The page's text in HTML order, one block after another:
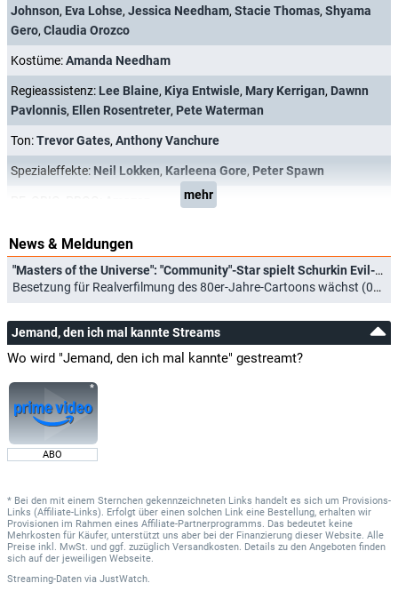
Johnson, Eva Lohse, Jessica Needham, Stacie Thomas, Shyama
Gero, Claudia Orozco
Kostüme:Amanda Needham
Regieassistenz: Lee Blaine, Kiya Entwisle, Mary Kerrigan, Dawnn
Pavlonnis, Ellen Rosentreter, Pete Waterman
Ton:Trevor Gates, Anthony Vanchure
Spezialeffekte: Neil Lokken, Karleena Gore, Peter Spawn
mehr
News & Meldungen
"Masters of the Universe": "Community"-Star spielt Schurkin Evil-Lyn
Besetzung für Realverfilmung des 80er-Jahre-Cartoons wächst (06.09.2024)
Jemand, den ich mal kannte Streams
Wo wird "Jemand, den ich mal kannte" gestreamt?
ABO
* Bei den mit einem Sternchen gekennzeichneten Links handelt es sich um Provisions-
Links (Affiliate-Links). Erfolgt über einen solchen Link eine Bestellung, erhalten wir
Provisionen im Rahmen eines Affiliate-Partnerprogramms. Das bedeutet keine
Mehrkosten für Käufer, unterstützt uns aber bei der Finanzierung dieser Website. Alle
Preise inkl. MwSt. und ggf. zuzüglich Versandkosten. Details zu den Angeboten finden
sich auf der jeweiligen Webseite.
Streaming-Daten via JustWatch.